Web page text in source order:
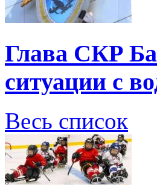
Глава СКР
ситуации с
Весь список